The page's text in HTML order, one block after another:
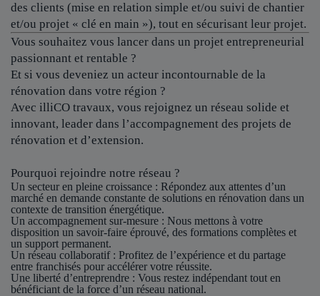
des clients (mise en relation simple et/ou suivi de chantier
et/ou projet « clé en main »), tout en sécurisant leur projet.
Vous souhaitez vous lancer dans un projet entrepreneurial
passionnant et rentable ?
Et si vous deveniez un acteur incontournable de la
rénovation dans votre région ?
Avec illiCO travaux, vous rejoignez un réseau solide et
innovant, leader dans l’accompagnement des projets de
rénovation et d’extension.
Pourquoi rejoindre notre réseau ?
Un secteur en pleine croissance : Répondez aux attentes d’un
marché en demande constante de solutions en rénovation dans un
contexte de transition énergétique.
Un accompagnement sur-mesure : Nous mettons à votre
disposition un savoir-faire éprouvé, des formations complètes et
un support permanent.
Un réseau collaboratif: Profitez de l’expérience et du partage
entre franchisés pour accélérer votre réussite.
Une liberté d’entreprendre : Vous restez indépendant tout en
bénéficiant de la force d’un réseau national.